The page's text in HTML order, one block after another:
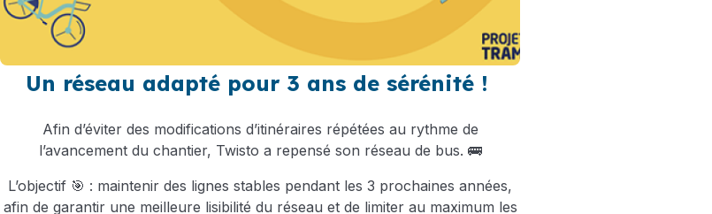
Un réseau adapté pour 3 ans de sérénité !
Afin d’éviter des modifications d’itinéraires répétées au rythme de
l’avancement du chantier, Twisto a repensé son réseau de bus. 🚌
L’objectif 🎯 : maintenir des lignes stables pendant les 3 prochaines années,
afin de garantir une meilleure lisibilité du réseau et de limiter au maximum les